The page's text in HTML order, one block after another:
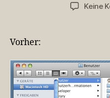
Keine
Vorher: